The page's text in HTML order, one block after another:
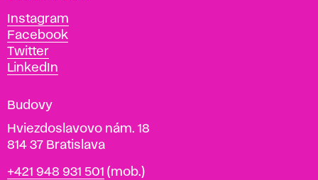
c
h
u
m
e
í
v
r
Instagram
Facebook
Twitter
LinkedIn
Budovy
Hviezdoslavovo nám. 18
814 37 Bratislava
Telefón
+421 948 931 501 (mob.)